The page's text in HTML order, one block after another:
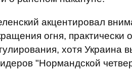
акцентировал
огня, практически
хотя Украина
"Нормандской